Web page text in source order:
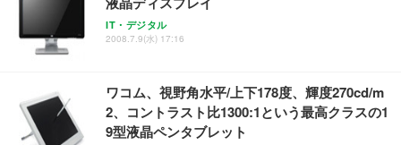
IT・デジタル
2008.7.9(水) 17:16
ワコム、視野角水平/上下178度、輝度270cd/m
2、コントラスト比1300:1という最高クラスの1
9型液晶ペンタブレット